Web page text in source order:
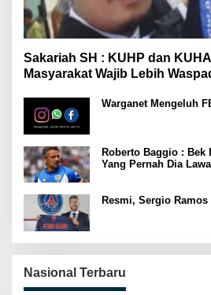
Sakariah SH : KUHP dan
Masyarakat Wajib Lebih
Warganet Mengeluh
Roberto Baggio :
Yang Pernah Dia
Resmi, Sergio
Nasional Terbaru